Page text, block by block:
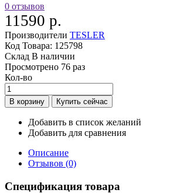
0 отзывов
11590 р.
Производители TESLER
Код Товара: 125798
Склад В наличии
Просмотрено 76 раз
Кол-во
Добавить в список желаний
Добавить для сравнения
Описание
Отзывов (0)
Спецификация товара